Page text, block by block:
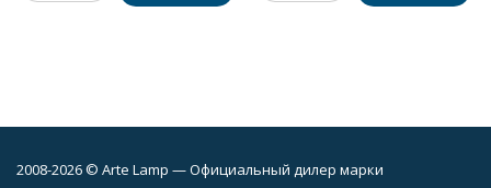
2008-2026 © Arte Lamp — Официальный дилер марки